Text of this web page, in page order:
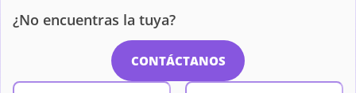
¿No encuentras la tuya?
CONTÁCTANOS